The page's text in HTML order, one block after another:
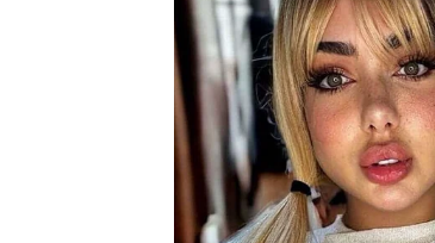
Nutritivni sastav